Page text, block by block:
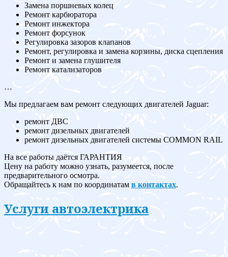
Замена поршневых колец
Ремонт карбюратора
Ремонт инжектора
Ремонт форсунок
Регулировка зазоров клапанов
Ремонт, регулировка и замена корзины, диска сцепления
Ремонт и замена глушителя
Ремонт катализаторов
…
Мы предлагаем вам ремонт следующих двигателей Jaguar:
ремонт ДВС
ремонт дизельных двигателей
ремонт дизельных двигателей системы COMMON RAIL
На все работы даётся ГАРАНТИЯ
Цену на работу можно узнать, разумеется, после
предварительного осмотра.
Обращайтесь к нам по координатам в контактах.
Услуги автоэлектрика